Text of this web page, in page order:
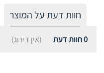
חוות דעת על המוצר
0חוות דעת (אין דירוג)